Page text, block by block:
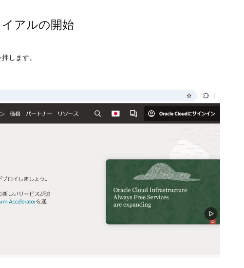
アルの開始
します。